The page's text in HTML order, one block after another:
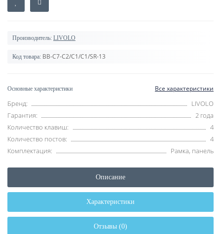
Производитель: LIVOLO
Код товара: BB-C7-C2/C1/C1/SR-13
Основные характеристики Все характеристики
Бренд:
LIVOLO
Гарантия:
2 года
Количество клавиш:
4
Количество постов:
4
Комплектация:
Рамка, панель
Описание
Характеристики
Отзывы (0)